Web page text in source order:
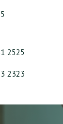
2525
2323